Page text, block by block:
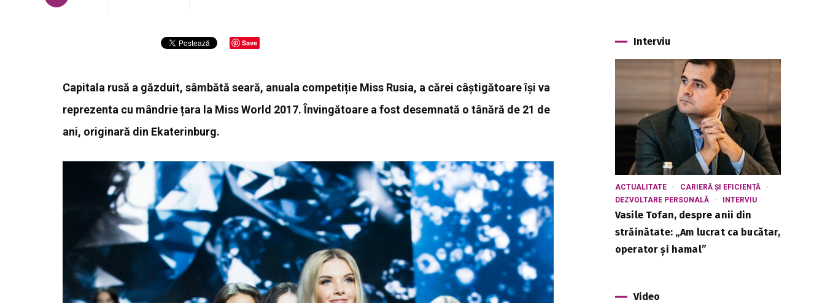
Save
Capitala rusă a găzduit, sâmbătă seară, anuala competiție Miss Rusia, a cărei câștigătoare își va
reprezenta cu mândrie țara la Miss World 2017. Învingătoare a fost desemnată o tânără de 21 de
ani, originară din Ekaterinburg.
Interviu
ACTUALITATE
CARIERĂ ȘI EFICIENȚĂ
DEZVOLTARE PERSONALĂ
INTERVIU
Vasile Tofan, despre anii din
străinătate: „Am lucrat ca bucătar,
operator și hamal”
Video